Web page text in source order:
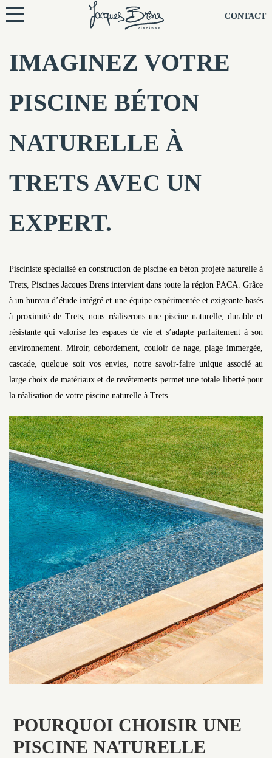
CONTACT
IMAGINEZ VOTRE
PISCINE BÉTON
NATURELLE À
TRETS AVEC UN
EXPERT.
Pisciniste spécialisé en construction de piscine en béton projeté naturelle à
Trets, Piscines Jacques Brens intervient dans toute la région PACA. Grâce
à un bureau d’étude intégré et une équipe expérimentée et exigeante basés
à proximité de Trets, nous réaliserons une piscine naturelle, durable et
résistante qui valorise les espaces de vie et s’adapte parfaitement à son
environnement. Miroir, débordement, couloir de nage, plage immergée,
cascade, quelque soit vos envies, notre savoir-faire unique associé au
large choix de matériaux et de revêtements permet une totale liberté pour
la réalisation de votre piscine naturelle à Trets.
POURQUOI CHOISIR UNE
PISCINE NATURELLE
NOS PISCINES
NOTRE TECHNIQUE
NOS CONSEILS
NOS AGENCES
CONTACTEZ-NOUS